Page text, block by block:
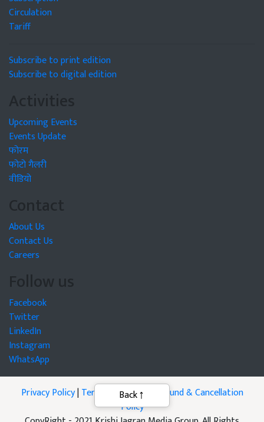
Circulation
Tariff
Subscribe to print edition
Subscribe to digital edition
Activities
Upcoming Events
Events Update
फोरम
फोटो गैलरी
वीडियो
Contact
About Us
Contact Us
Careers
Follow us
Facebook
Twitter
LinkedIn
Instagram
WhatsApp
Privacy Policy|Terms of Service
Refund & Cancellation
Policy